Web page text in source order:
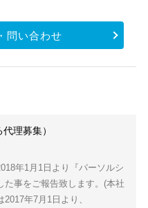
問い合わせ
理募集）
年1月1日より『パーソルシ
た事をご報告致します。(本社
年7月1日より、